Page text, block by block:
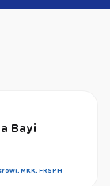
Bayi
MKK, FRSPH